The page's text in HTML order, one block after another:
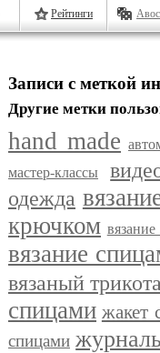
Рейтинги
Записи с меткой
Другие метки
hand made
мастер-классы
одежда
крючком
вязание
вязаный
спицами жакет
спицами